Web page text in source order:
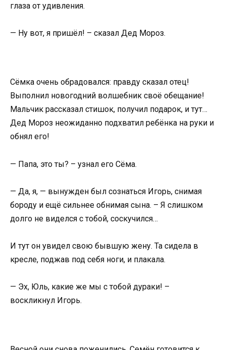
глаза от удивления.
— Ну вот, я пришёл! – сказал Дед Мороз.
Сёмка очень обрадовался: правду сказал отец!
Выполнил новогодний волшебник своё обещание!
Мальчик рассказал стишок, получил подарок, и тут…
Дед Мороз неожиданно подхватил ребёнка на руки и
обнял его!
— Папа, это ты? – узнал его Сёма.
— Да, я, — вынужден был сознаться Игорь, снимая
бороду и ещё сильнее обнимая сына. – Я слишком
долго не виделся с тобой, соскучился…
И тут он увидел свою бывшую жену. Та сидела в
кресле, поджав под себя ноги, и плакала.
— Эх, Юль, какие же мы с тобой дураки! –
воскликнул Игорь.